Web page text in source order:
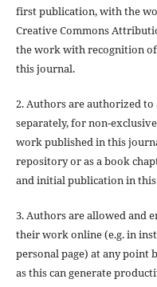
first publication, with the
Creative Commons
the work with recognition
this journal.
2. Authors are authorized
separately, for non-
work published in this
repository or as a book
and initial publication in
3. Authors are allowed and
their work online (e.g. in
personal page) at any point
as this can generate